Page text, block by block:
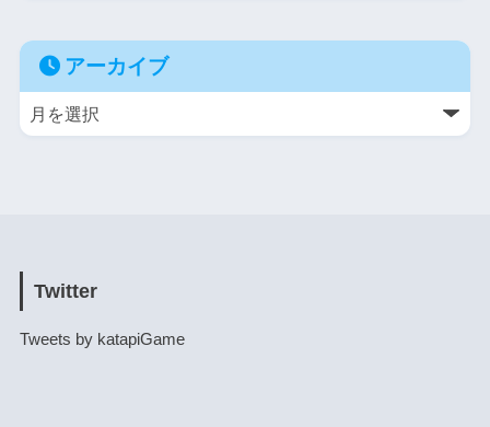
アーカイブ
Twitter
Tweets by katapiGame